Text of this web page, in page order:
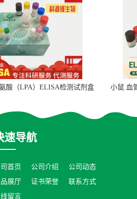
酸（LPA）ELISA检测试剂盒 小鼠 血
速导航
首页 公司介绍
公司动态
展厅
证书荣誉
联系方式
留言